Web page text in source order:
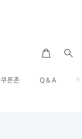
쿠폰존 Q & A